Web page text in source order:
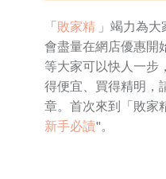
「敗家精 」竭力為
會盡量在網店優惠開
等大家可以快人一步
得便宜、買得精明，
章。首次來到「敗家
新手必讀"。